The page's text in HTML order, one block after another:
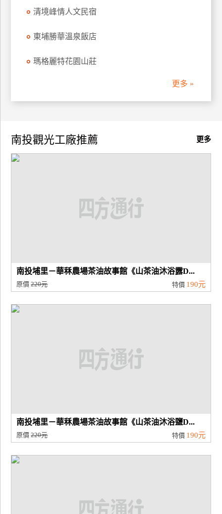
伴
商
清境峰情人文民宿
東埔勝華溫泉飯店
瑪格麗特花園山莊
更多 »
更多
南投觀光工廠推薦
南投埔里－華秝農場茶油故事館《山茶油沐浴露D...
原價220元 特價 190元
南投埔里－華秝農場茶油故事館《山茶油沐浴鹽D...
原價220元 特價 190元